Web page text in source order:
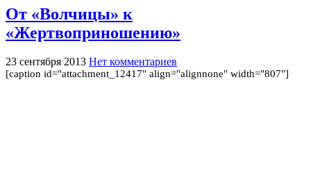
От «Волчицы» к
«Жертвоприношению»
23 сентября 2013 Нет комментариев
[caption id="attachment_12417" align="alignnone" width="807"]